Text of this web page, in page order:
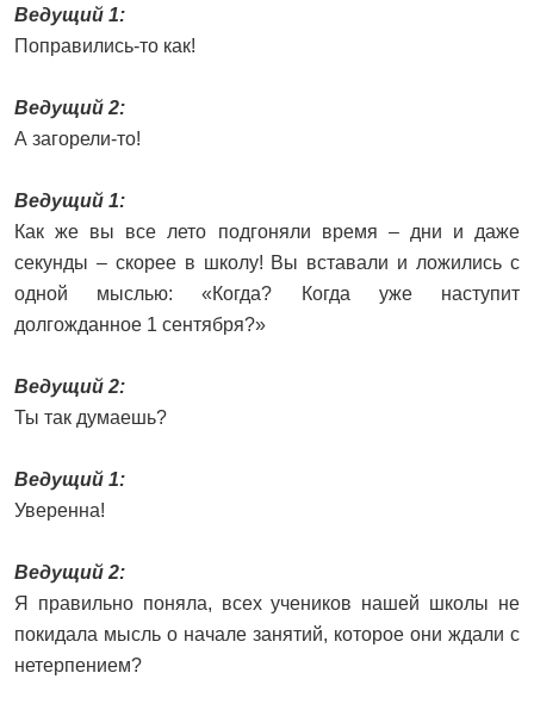
Ведущий 1:
Поправились-то как!
Ведущий 2:
А загорели-то!
Ведущий 1:
Как же вы все лето подгоняли время – дни и даже
секунды – скорее в школу! Вы вставали и ложились с
одной мыслью: «Когда? Когда уже наступит
долгожданное 1 сентября?»
Ведущий 2:
Ты так думаешь?
Ведущий 1:
Уверенна!
Ведущий 2:
Я правильно поняла, всех учеников нашей школы не
покидала мысль о начале занятий, которое они ждали с
нетерпением?